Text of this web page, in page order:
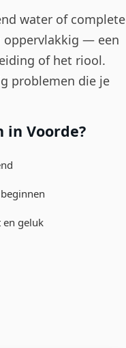
water of complete
oppervlakkig — een
of het riool.
problemen die je
in Voorde?
en geluk